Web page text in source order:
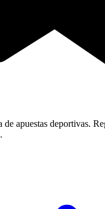
apuestas deportivas.